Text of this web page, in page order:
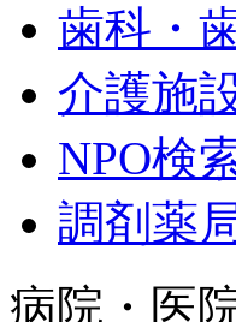
歯科・
介護施
NPO検
調剤薬
病院・医